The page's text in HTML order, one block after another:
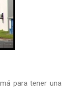
para tener una